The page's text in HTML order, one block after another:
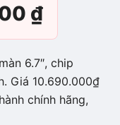
₫.
₫Giá
hiện
tại
6.7″, chip
Giá 10.690.000₫
chính hãng,